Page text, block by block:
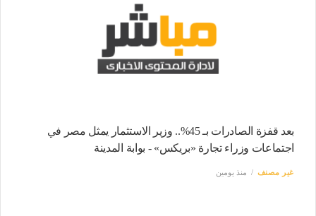
بعد قفزة الصادرات بـ 45%.. وزير الاستثمار يمثل مصر في
اجتماعات وزراء تجارة «بريكس» - بوابة المدينة
غير مصنف منذ يومين